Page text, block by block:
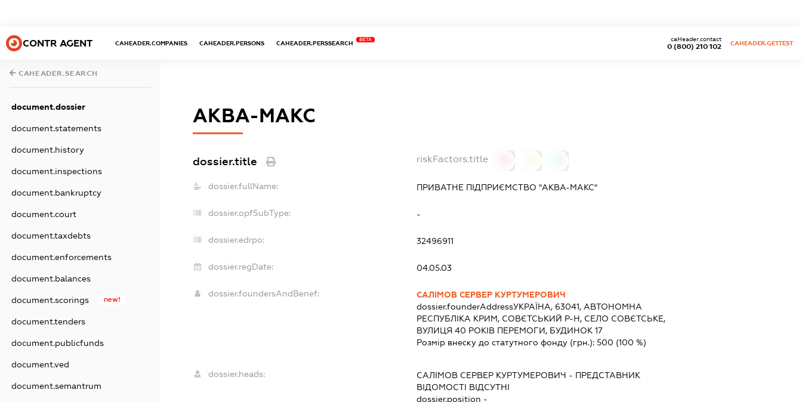
CONTR AGENT CAHEADER.COMPANIES CAHEADER.PERSONS CAHEADER.PERSSEARCH
BETA
0 (800) 210 102
caHeader.contact
CAHEADER.GETTEST
CAHEADER.SEARCH
document.dossier
document.statements
document.history
document.inspections
document.bankruptcy
document.court
document.taxdebts
document.enforcements
document.balances
document.scorings new!
document.tenders
document.publicfunds
document.ved
document.semantrum
АКВА-МАКС
dossier.title riskFactors.title
dossier.fullName: ПРИВАТНЕ ПІДПРИЄМСТВО "АКВА-МАКС"
dossier.opfSubType: -
dossier.edrpo: 32496911
dossier.regDate: 04.05.03
dossier.foundersAndBenef:
САЛІМОВ СЕРВЕР КУРТУМЕРОВИЧ
dossier.founderAddressУКРАЇНА, 63041, АВТОНОМНА
РЕСПУБЛІКА КРИМ, СОВЄТСЬКИЙ Р-Н, СЕЛО СОВЄТСЬКЕ,
ВУЛИЦЯ 40 РОКІВ ПЕРЕМОГИ, БУДИНОК 17
Розмір внеску до статутного фонду (грн.): 500 (100 %)
dossier.heads: САЛІМОВ СЕРВЕР КУРТУМЕРОВИЧ - ПРЕДСТАВНИК
ВІДОМОСТІ ВІДСУТНІ
dossier.position -